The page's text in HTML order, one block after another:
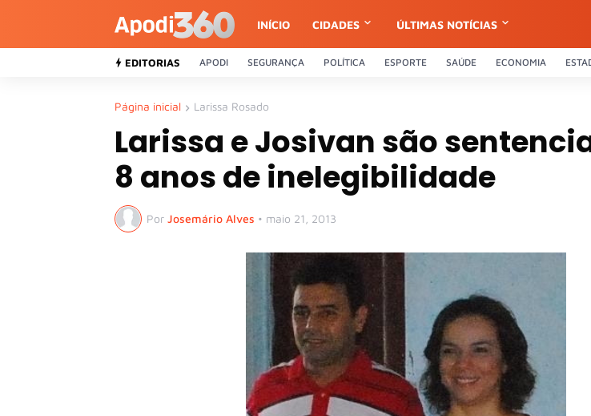
INÍCIO CIDADES ÚLTIMAS NOTÍCIAS
EDITORIAS APODI SEGURANÇA POLÍTICA ESPORTE SAÚDE ECONOMIA
Página inicial Larissa Rosado
Larissa e Josivan são
8 anos de inelegibilidade
Por Josemário Alves • maio 21, 2013